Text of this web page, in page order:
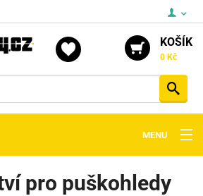
KOŠÍK
0 Kč
MENU
pro puškohledy